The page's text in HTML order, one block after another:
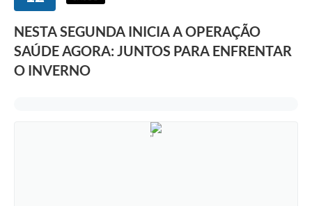
NESTA SEGUNDA INICIA A OPERAÇÃO
SAÚDE AGORA: JUNTOS PARA ENFRENTAR
O INVERNO